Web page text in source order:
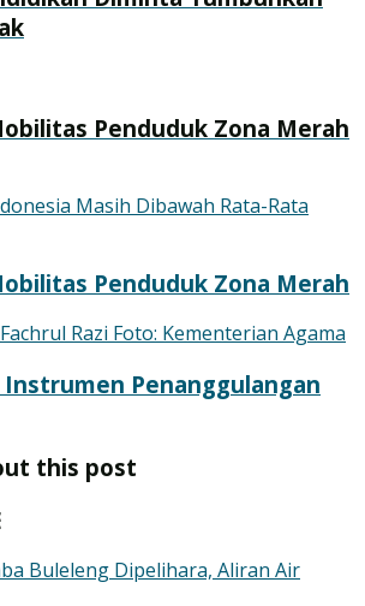
Penduduk Zona Merah
Penduduk Zona Merah
Penanggulangan
this post